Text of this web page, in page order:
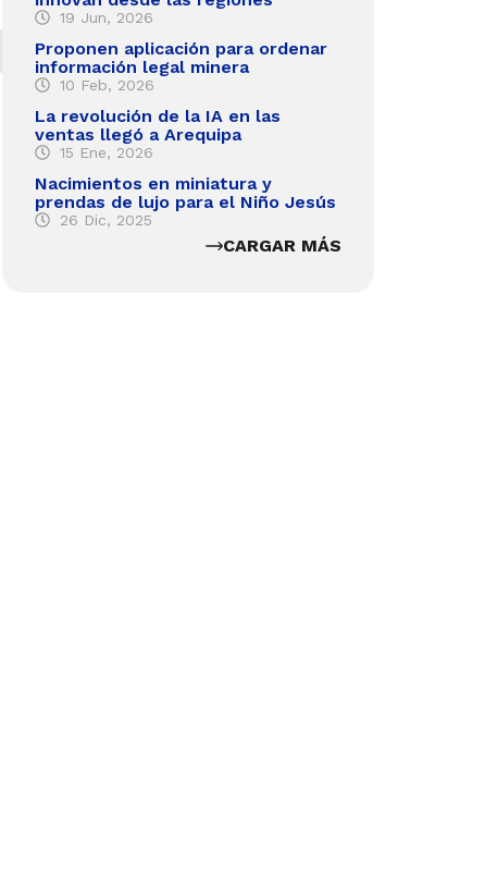
19 Jun, 2026
Proponen aplicación para ordenar
información legal minera
10 Feb, 2026
La revolución de la IA en las
ventas llegó a Arequipa
15 Ene, 2026
Nacimientos en miniatura y
prendas de lujo para el Niño Jesús
26 Dic, 2025
CARGAR MÁS